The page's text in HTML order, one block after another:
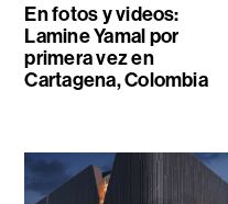
En fotos y videos:
Lamine Yamal por
primera vez en
Cartagena, Colombia